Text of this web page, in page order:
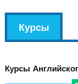
l
Курсы
(
а
т
Курсы